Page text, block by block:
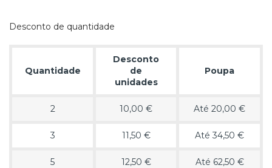
Desconto de quantidade
Quantidade
Desconto
de
unidades
Poupa
2 10,00 € Até 20,00 €
3 11,50 € Até 34,50 €
5 12,50 € Até 62,50 €